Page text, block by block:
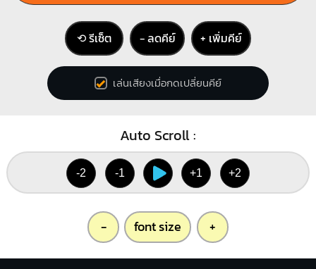
⟲ รีเซ็ต − ลดคีย์ + เพิ่มคีย์
เล่นเสียงเมื่อกดเปลี่ยนคีย์
Auto Scroll :
-2 -1 +1 +2
- font size +